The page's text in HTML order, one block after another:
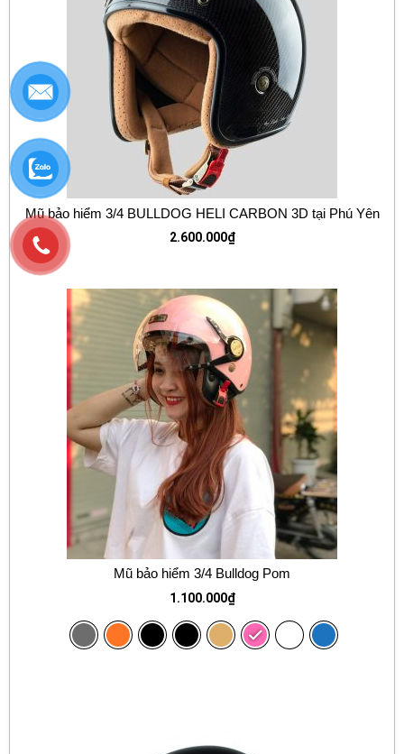
Mũ bảo hiểm 3/4 BULLDOG HELI CARBON 3D tại Phú Yên
2.600.000₫
Mũ bảo hiểm 3/4 Bulldog Pom
1.100.000₫